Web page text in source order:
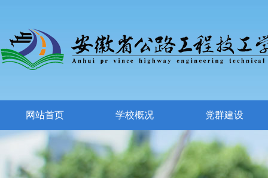
网站首页 学校概况 党群建设